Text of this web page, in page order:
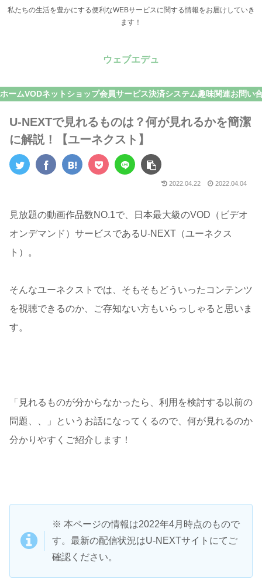
私たちの生活を豊かにする便利なWEBサービスに関する情報をお届けしていき
ます！
ウェブエデュ
ホームVODネットショップ会員サービス決済システム趣味関連お問い
U-NEXTで見れるものは？何が見れるかを簡潔
に解説！【ユーネクスト】
2022.04.22 2022.04.04
見放題の動画作品数NO.1で、日本最大級のVOD（ビデオ
オンデマンド）サービスであるU-NEXT（ユーネクス
ト）。
そんなユーネクストでは、そもそもどういったコンテンツ
を視聴できるのか、ご存知ない方もいらっしゃると思いま
す。
「見れるものが分からなかったら、利用を検討する以前の
問題、、」というお話になってくるので、何が見れるのか
分かりやすくご紹介します！
※ 本ページの情報は2022年4月時点のもので
す。最新の配信状況はU-NEXTサイトにてご
確認ください。